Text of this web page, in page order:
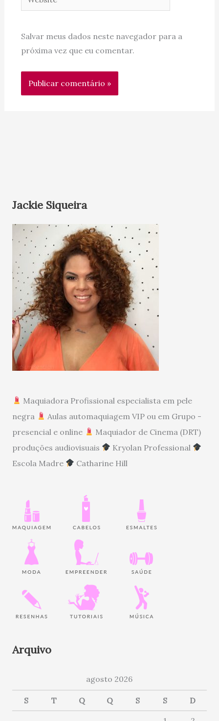
Salvar meus dados neste navegador para a
próxima vez que eu comentar.
Jackie Siqueira
Maquiadora Profissional especialista em pele
negra
Aulas automaquiagem VIP ou em Grupo -
presencial e online
Maquiador de Cinema (DRT)
produções audiovisuais
Kryolan Professional
Escola Madre
Catharine Hill
Arquivo
agosto 2026
S T Q Q S S D